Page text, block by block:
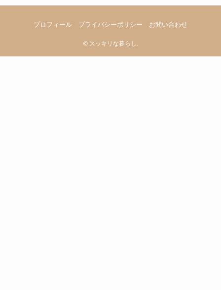
プロフィール プライバシーポリシー お問い合わせ
©スッキリな暮らし.